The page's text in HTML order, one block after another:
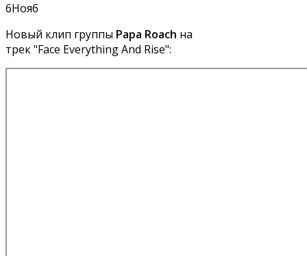
6Нояб
Новый клип группы Papa Roach на
трек "Face Everything And Rise":